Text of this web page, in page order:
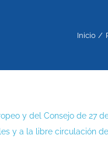
Inicio
y del Consejo de 27
y a la libre circulación